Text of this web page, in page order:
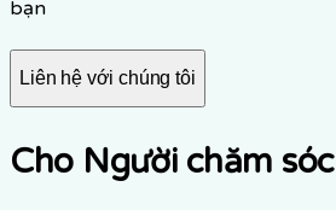
bạn
Liên hệ với chúng tôi
Cho Người chăm sóc